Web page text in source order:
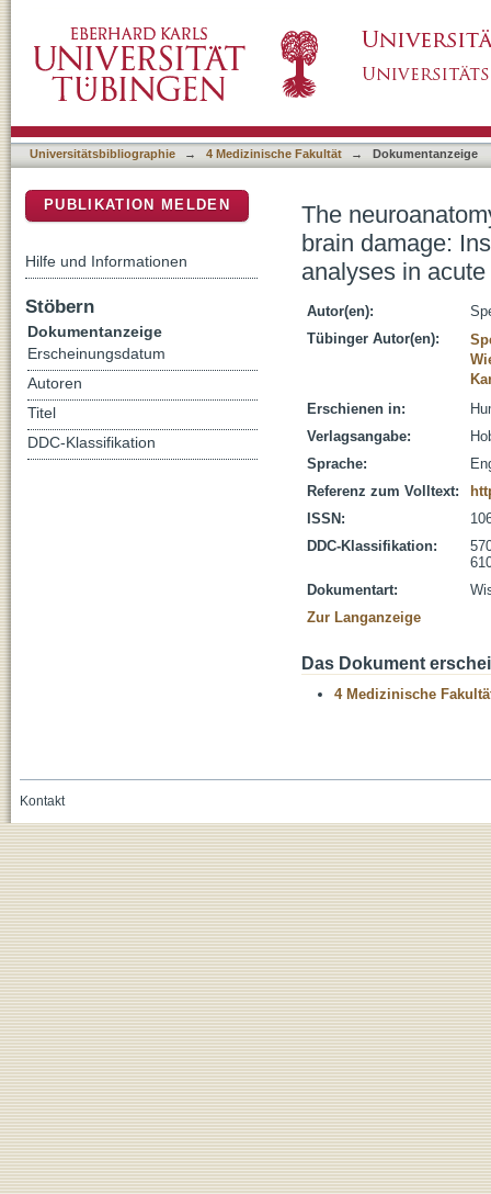
multivariate and Bayesian lesion analyses
Universitätsbibliographie → 4 Medizinische Fakultät → Dokumentanzeige
The
brain damage:
analyses in
Autor(en):
Tübinger Autor(en):
Erschienen in:
Verlagsangabe:
Sprache:
Referenz zum Volltext:
ISSN:
DDC-Klassifikation:
Dokumentart:
Zur Langanzeige
Das Dokument
4 Medizinische
PUBLIKATION MELDEN
Hilfe und Informationen
Stöbern
Dokumentanzeige
Erscheinungsdatum
Autoren
Titel
DDC-Klassifikation
Kontakt